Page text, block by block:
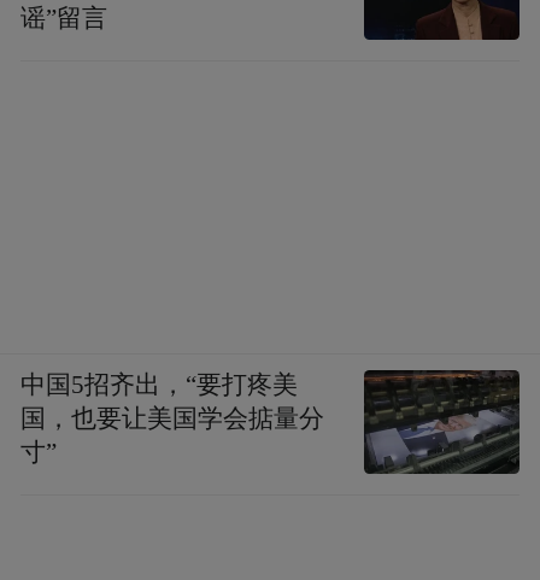
谣”留言
中国5招齐出，“要打疼美
国，也要让美国学会掂量分
寸”